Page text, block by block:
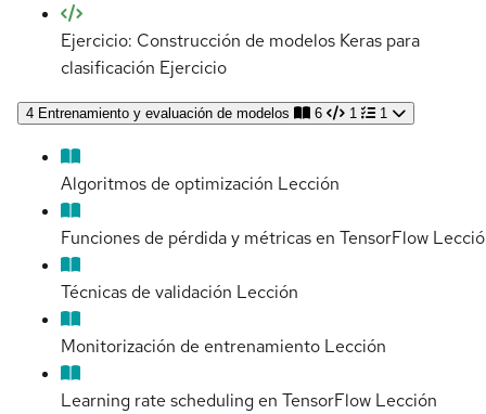
Ejercicio: Construcción de modelos Keras para
clasificación Ejercicio
4 Entrenamiento y evaluación de modelos 6 1 1
Algoritmos de optimización Lección
Funciones de pérdida y métricas en TensorFlow
Técnicas de validación Lección
Monitorización de entrenamiento Lección
Learning rate scheduling en TensorFlow Lección